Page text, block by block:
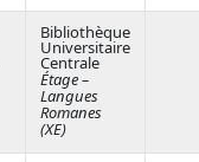
Bibliothèque
Universitaire
Centrale
Étage –
Langues
Romanes
(XE)